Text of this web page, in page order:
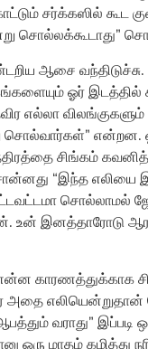
சர்க்கஸில் கூட
சொல்லக்கூடாது”
ஆசை வந்திடுச்சு.
ஓர்
எல்லா
என்றன.
சிங்கம்
சொன்னது “இந்த
சொல்லாமல்
உன் இனத்தாரோடு
காரணத்துக்காக
அதை
வராது” இப்படி
மாதம் கழித்து நரி